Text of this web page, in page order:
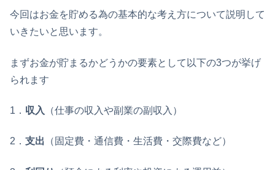
今回はお金を貯める為の基本的な考え方について説明して
いきたいと思います。
まずお金が貯まるかどうかの要素として以下の3つが挙げ
られます
1． 収入 （仕事の収入や副業の副収入）
2． 支出 （固定費・通信費・生活費・交際費など）